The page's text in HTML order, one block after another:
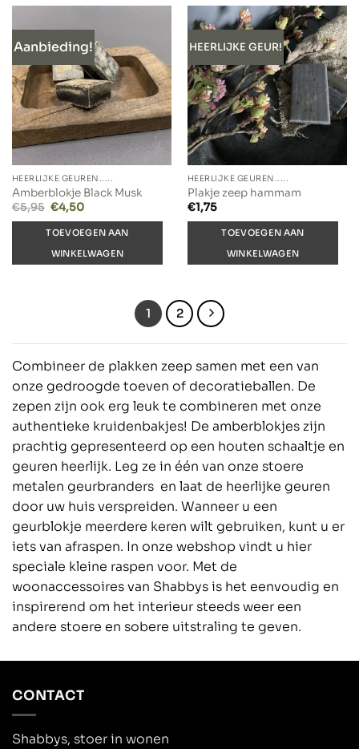
Aanbieding!
HEERLIJKE GEUREN.....
Amberblokje Black Musk
€5,95 Oorspronkelijke
prijs
was:
€5,95.
€4,50Huidige
is:
€4,50.
TOEVOEGEN AAN
WINKELWAGEN
HEERLIJKE GEUR!
HEERLIJKE GEUREN.....
Plakje zeep hammam
€1,75
TOEVOEGEN AAN
WINKELWAGEN
1 2
Combineer de plakken zeep samen met een van
onze gedroogde toeven of decoratieballen. De
zepen zijn ook erg leuk te combineren met onze
authentieke kruidenbakjes! De amberblokjes zijn
prachtig gepresenteerd op een houten schaaltje en
geuren heerlijk. Leg ze in één van onze stoere
metalen geurbranders en laat de heerlijke geuren
door uw huis verspreiden. Wanneer u een
geurblokje meerdere keren wilt gebruiken, kunt u er
iets van afraspen. In onze webshop vindt u hier
speciale kleine raspen voor. Met de
woonaccessoires van Shabbys is het eenvoudig en
inspirerend om het interieur steeds weer een
andere stoere en sobere uitstraling te geven.
CONTACT
Shabbys, stoer in wonen